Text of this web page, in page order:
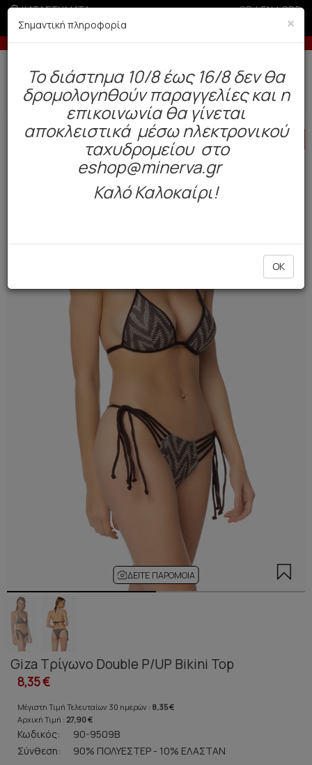
ΚΑΤΑΣΤΗΜΑΤΑ GR|EN|SRB
άνω των 200€ σε περίοδο εκπτώσεων Έως 6
Δωρεάν αποστολή άνω των 49€. Παράδοση σε 3-5 εργάσιμες.
BAZAAR Γυναίκα Μαγιό
HOT
ΔΕΊΤΕ ΠΑΡΌΜΟΙΑ
Giza Τρίγωνο Double P/UP Bikini Top
8,35 €
Μέγιστη Τιμή Τελευταίων 30 ημερών : 8,35 €
Αρχική Τιμή : 27,90 €
Κωδικός:
90-9509B
Σύνθεση:
90% ΠΟΛΥΕΣΤΕΡ - 10% ΕΛΑΣΤΑΝ
×
Σημαντική πληροφορία
To διάστημα 10/8 έως 16/8 δεν θα
δρομολογηθούν παραγγελίες και η
επικοινωνία θα γίνεται
αποκλειστικά μέσω ηλεκτρονικού
ταχυδρομείου στο
eshop@minerva.gr
Καλό Καλοκαίρι!
OK